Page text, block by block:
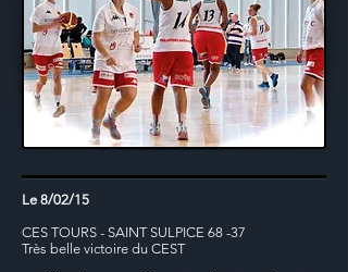
Le 8/02/15
CES TOURS - SAINT SULPICE 68 -37
Très belle victoire du CEST